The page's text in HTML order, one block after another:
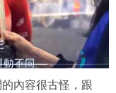
內容很古怪，跟